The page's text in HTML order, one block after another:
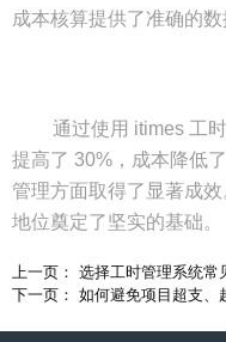
成本核算提供了准确的数
通过使用 itimes 工
提高了 30%，成本降低
管理方面取得了显著成
地位奠定了坚实的基础。
上一页： 选择工时管理系统常
下一页： 如何避免项目超支、